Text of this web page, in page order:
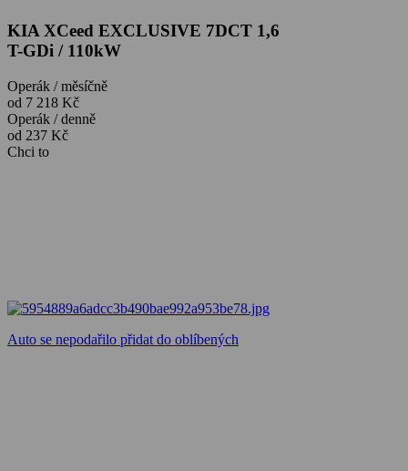
KIA XCeed EXCLUSIVE 7DCT 1,6
T-GDi / 110kW
Operák / měsíčně
od 7 218 Kč
Operák / denně
od 237 Kč
Chci to
Auto se nepodařilo přidat do oblíbených